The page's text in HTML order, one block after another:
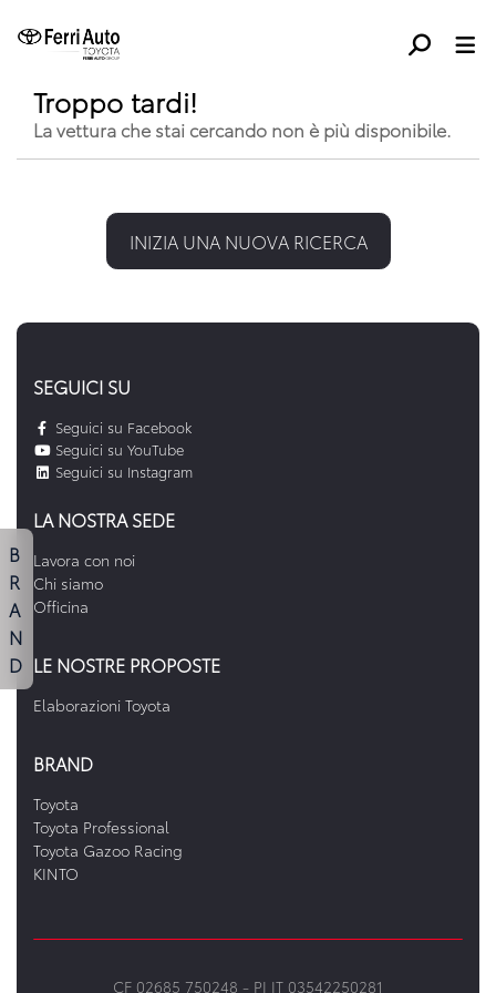
Troppo tardi!
La vettura che stai cercando non è più disponibile.
INIZIA UNA NUOVA RICERCA
SEGUICI SU
Seguici su Facebook
Seguici su YouTube
Seguici su Instagram
LA NOSTRA SEDE
Lavora con noi
Chi siamo
Officina
LE NOSTRE PROPOSTE
Elaborazioni Toyota
BRAND
Toyota
Toyota Professional
Toyota Gazoo Racing
KINTO
CF 02685 750248 - PI IT 03542250281
B
R
A
N
D